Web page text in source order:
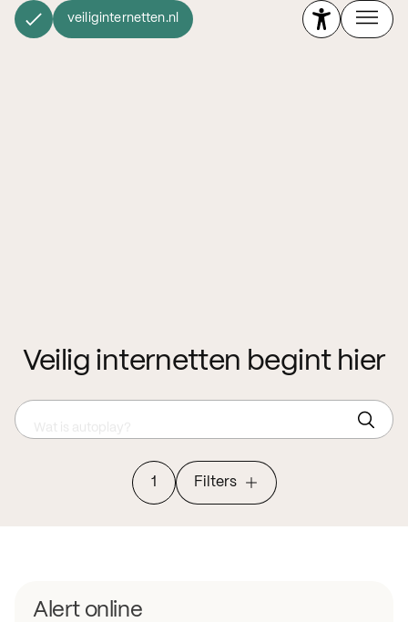
veiliginternetten.nl
Veilig internetten begint hier
1 Filters
Alert online